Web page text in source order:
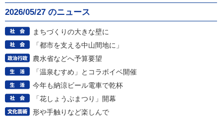
2026/05/27 のニュース
まちづくりの大きな壁に
「都市を支える中山間地に」
農水省などへ予算要望
「温泉むすめ」とコラボイベ開催
今年も納涼ビール電車で乾杯
「花しょうぶまつり」開幕
形や手触りなど楽しんで